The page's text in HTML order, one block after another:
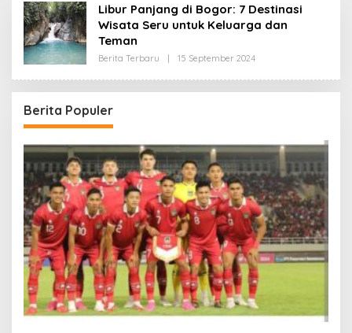
Libur Panjang di Bogor: 7 Destinasi
Wisata Seru untuk Keluarga dan
Teman
Berita Terbaru 15 September 2024Oleh
Berita Populer